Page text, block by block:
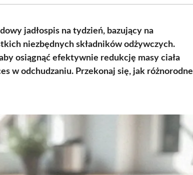
(Twitter)
jadłospis na tydzień, bazujący na
niezbędnych składników odżywczych.
osiągnąć efektywnie redukcję masy ciała
w odchudzaniu. Przekonaj się, jak różnorodne